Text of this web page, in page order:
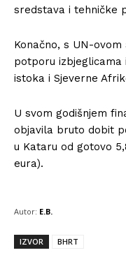
sredstava i tehničke
Konačno, s UN-
potporu
istoka i Sjeverne
U svom godišnjem
objavila bruto dobit
u Kataru od gotovo
eura).
Autor: E.B.
IZVOR BHRT